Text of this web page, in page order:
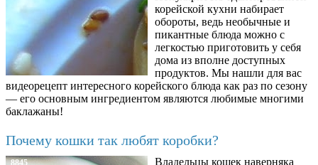
корейской кухни набирает
обороты, ведь необычные и
пикантные блюда можно с
легкостью приготовить у себя
дома из вполне доступных
продуктов. Мы нашли для вас
видеорецепт интересного корейского блюда как раз по сезону
— его основным ингредиентом являются любимые многими
баклажаны!
Почему кошки так любят коробки?
8845
Владельцы кошек наверняка